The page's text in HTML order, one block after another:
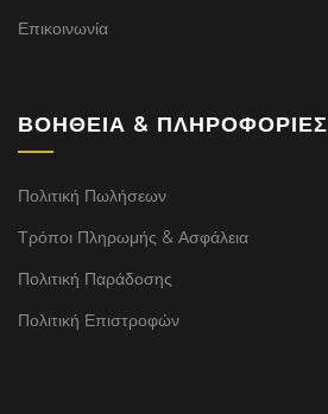
Επικοινωνία
ΒΟΉΘΕΙΑ & ΠΛΗΡΟΦΟΡΊΕΣ
Πολιτική Πωλήσεων
Τρόποι Πληρωμής & Ασφάλεια
Πολιτική Παράδοσης
Πολιτική Επιστροφών